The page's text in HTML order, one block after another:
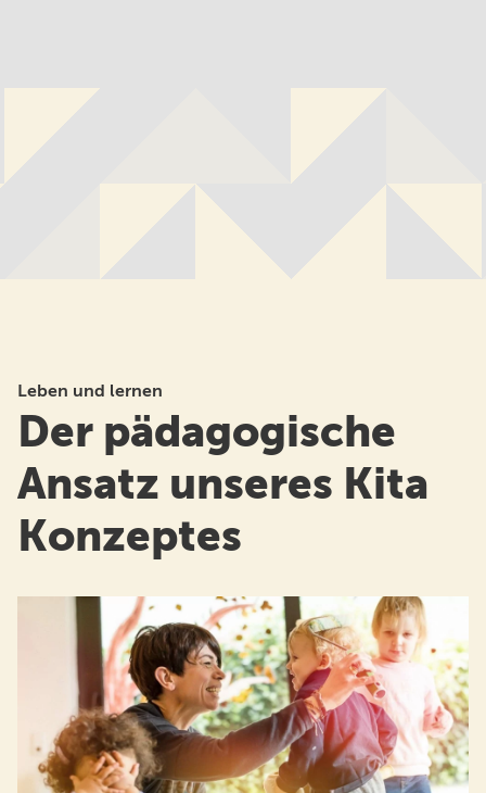
Leben und lernen
Der pädagogische
Ansatz unseres Kita
Konzeptes